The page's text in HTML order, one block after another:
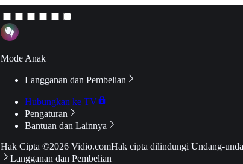
Mode Anak
Langganan dan Pembelian
Hubungkan ke TV
Pengaturan
Bantuan dan Lainnya
Hak Cipta ©2026 Vidio.comHak cipta dilindungi Undang-
Langganan dan Pembelian